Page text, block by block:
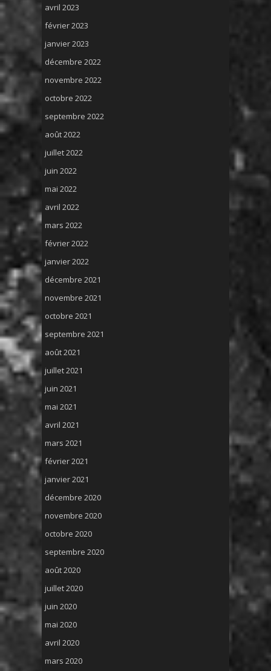
avril 2023
février 2023
janvier 2023
décembre 2022
novembre 2022
octobre 2022
septembre 2022
août 2022
juillet 2022
juin 2022
mai 2022
avril 2022
mars 2022
février 2022
janvier 2022
décembre 2021
novembre 2021
octobre 2021
septembre 2021
août 2021
juillet 2021
juin 2021
mai 2021
avril 2021
mars 2021
février 2021
janvier 2021
décembre 2020
novembre 2020
octobre 2020
septembre 2020
août 2020
juillet 2020
juin 2020
mai 2020
avril 2020
mars 2020